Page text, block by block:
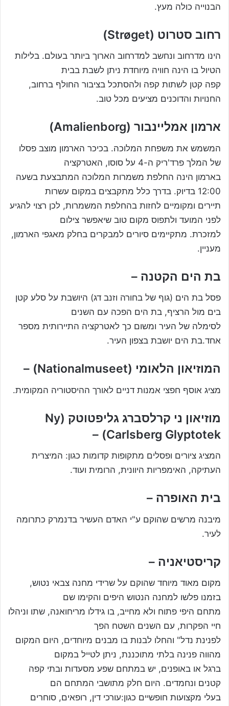
הבנוייה כולה מעץ.
רחוב סטרוט (Strøget)
הינו מדרחוב ונחשב למדרחוב הארוך ביותר בעולם. בלילות
הטיול בו הינה חוויה מיוחדת ניתן לשבת בבית
קפה קטן לשתות קפה ולהסתכל בציבור החולף ברחוב,
החנויות והדוכנים מציעים מכל טוב.
ארמון אמליינבור (Amalienborg)
המשמש את משפחת המלוכה. בכיכר הארמון מוצב פסלו
של המלך פרד'ריק ה-4 על סוסו, האטרקציה
בארמון הינה החלפת משמרות המלוכה המתבצעת בשעה
12:00 בדיוק. בדרך כלל מתקבצים במקום עשרות
תיירים ומקומיים לחזות בהחלפת המשמרות, לכן רצוי להגיע
לפני המועד ולתפוס מקום טוב שיאפשר צילום
למזכרת. מתקיימים סיורים למבקרים בחלק מאגפי הארמון,
מעניין.
בת הים הקטנה –
פסל בת הים (גוף של בחורה וזנב דג) היושבת על סלע קטן
בים מול הרציף, בת הים הפכה עם השנים
לסימלה של העיר ומשום כך לאטרקציה התיירותית מספר
אחד.בת הים יושבת בצפון העיר.
המוזיאון הלאומי (Nationalmuseet) –
מציג אוסף חפצי אמנות דניים לאורך ההיסטוריה המקומית.
מוזיאון ני קרלסברג גליפטוטק (Ny
Carlsberg Glyptotek) –
המציג ציורים ופסלים מתקופות קדומות כגון: המיצרית
העתיקה, האימפריות היוונית, הרומית ועוד.
בית האופרה –
מיבנה מרשים שהוקם ע"י האדם העשיר בדנמרק כתרומה
לעיר.
קריסטיאניה –
מקום מאוד מיוחד שהוקם על שרידי מחנה צבאי נטוש,
בזמנו פלשו למחנה הנטוש היפים והקימו שם
מתחם היפי פתוח ולא מחייב, בו גידלו מריחואנה, שתו וניהלו
חיי הפקרות, עם השנים השטח הפך
לפנינת נדל" והחלו לבנות בו מבנים מיוחדים, היום המקום
מהווה פנינה בלתי מתוכננת, ניתן לטייל במקום
ברגל או באופנים, יש במתחם שפע מסעדות ובתי קפה
קטנים ונחמדים. היום חלק מתושבי המתחם הם
בעלי מקצועות חופשיים כגון:עורכי דין, רופאים, סוחרים